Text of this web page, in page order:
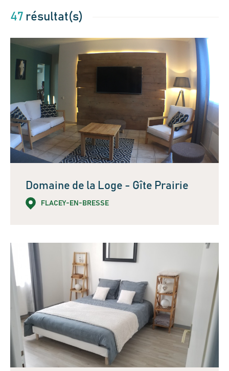
47 résultat(s)
Domaine de la Loge - Gîte Prairie
FLACEY-EN-BRESSE